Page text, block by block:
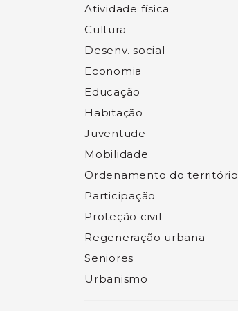
Atividade física
Cultura
Desenv. social
Economia
Educação
Habitação
Juventude
Mobilidade
Ordenamento do território
Participação
Proteção civil
Regeneração urbana
Seniores
Urbanismo